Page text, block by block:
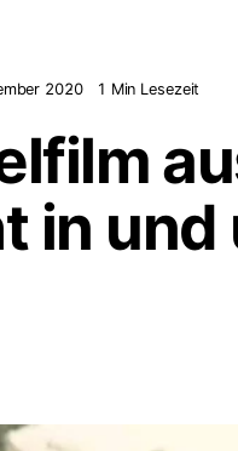
2020 1 Min Lesezeit
in und